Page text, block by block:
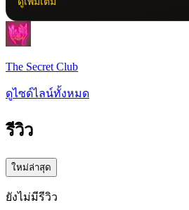
The Secret Club
ดูไซด์ไลน์ทั้งหมด
รีวิว
ใหม่ล่าสุด
ยังไม่มีรีวิว